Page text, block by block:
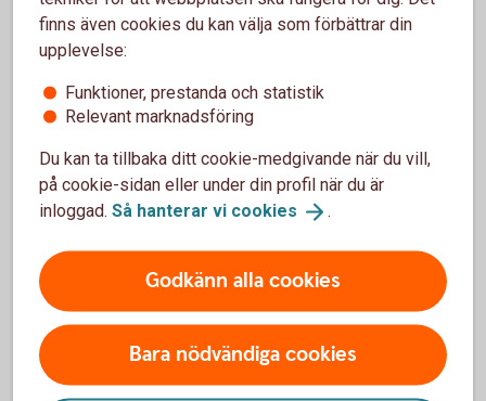
Vanliga frågor och svar
Jag kan inte göra det jag ska i internetbanken
Vad betyder de olika statusarna i översikten
Användare i internetbanken?
Varför får jag felmeddelande när jag försöker
lägga till en ny användare?
Hur slutsignerar firmatecknaren avtalet för den
finns även cookies du kan välja som förbättrar din
upplevelse:
Funktioner, prestanda och statistik
Relevant marknadsföring
Du kan ta tillbaka ditt cookie-medgivande när du vill,
på cookie-sidan eller under din profil när du är
inloggad. Så hanterar vi cookies .
Godkänn alla cookies
Bara nödvändiga cookies